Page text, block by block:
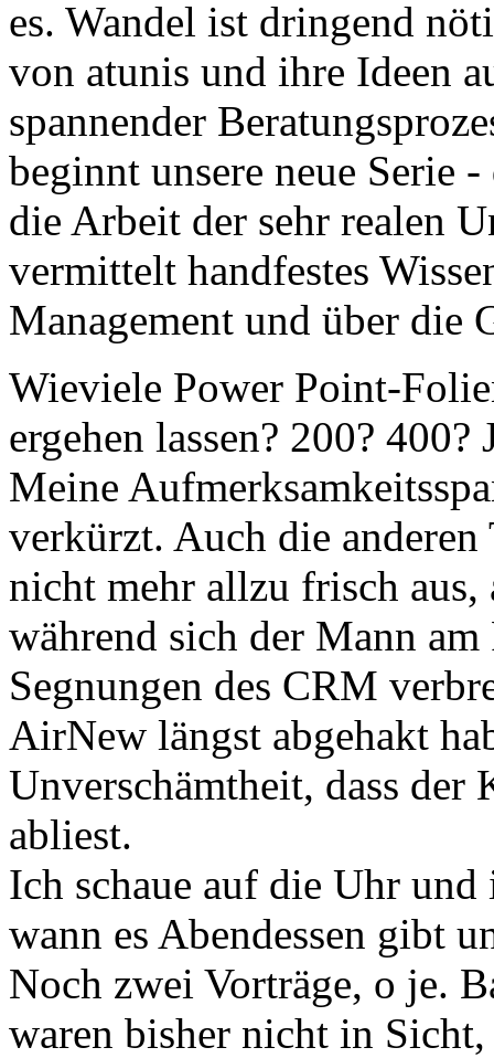
es. Wandel ist dringend
von atunis und ihre Ideen
spannender
beginnt unsere neue Serie
die Arbeit der sehr realen
vermittelt handfestes
Management und über die
Wieviele Power Point-
ergehen lassen? 200?
Meine
verkürzt. Auch die anderen
nicht mehr allzu frisch
während sich der Mann
Segnungen des CRM
AirNew längst abgehakt
Unverschämtheit, dass
abliest.
Ich schaue auf die Uhr
wann es Abendessen gibt
Noch zwei Vorträge, o je.
waren bisher nicht in